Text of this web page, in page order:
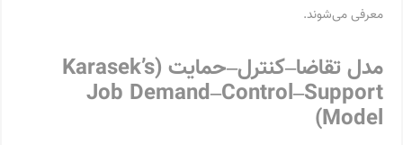
معرفی می‌شوند.
مدل تقاضا–کنترل–حمایت (Karasek’s
Job Demand–Control–Support
Model)